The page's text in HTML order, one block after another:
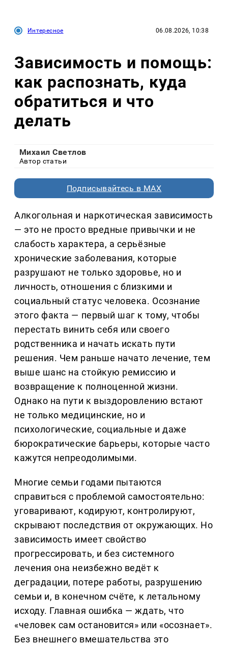
Интересное 06.08.2026, 10:38
Зависимость и помощь:
как распознать, куда
обратиться и что
делать
Михаил Светлов
Автор статьи
Подписывайтесь в MAX
Алкогольная и наркотическая зависимость
— это не просто вредные привычки и не
слабость характера, а серьёзные
хронические заболевания, которые
разрушают не только здоровье, но и
личность, отношения с близкими и
социальный статус человека. Осознание
этого факта — первый шаг к тому, чтобы
перестать винить себя или своего
родственника и начать искать пути
решения. Чем раньше начато лечение, тем
выше шанс на стойкую ремиссию и
возвращение к полноценной жизни.
Однако на пути к выздоровлению встают
не только медицинские, но и
психологические, социальные и даже
бюрократические барьеры, которые часто
кажутся непреодолимыми.
Многие семьи годами пытаются
справиться с проблемой самостоятельно:
уговаривают, кодируют, контролируют,
скрывают последствия от окружающих. Но
зависимость имеет свойство
прогрессировать, и без системного
лечения она неизбежно ведёт к
деградации, потере работы, разрушению
семьи и, в конечном счёте, к летальному
исходу. Главная ошибка — ждать, что
«человек сам остановится» или «осознает».
Без внешнего вмешательства это